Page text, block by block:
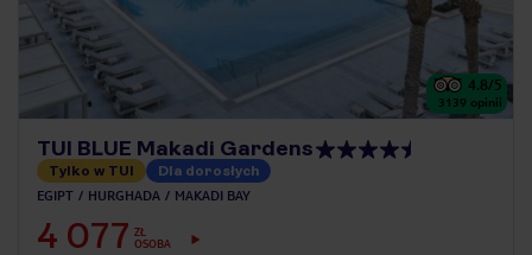
4.8/5
3139 opinii
TUI BLUE Makadi Gardens
Tylko w TUI Dla dorosłych
EGIPT HURGHADA MAKADI BAY
4 077 ZŁ
OSOBA